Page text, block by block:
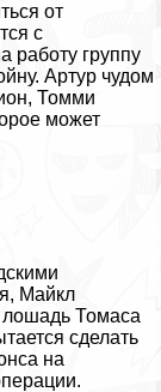
от
с
работу группу
Артур чудом
Томми
может
Майкл
лошадь Томаса
сделать
на